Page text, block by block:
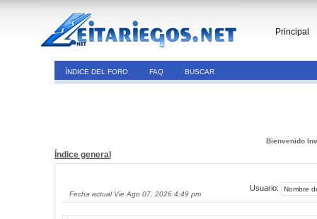
Principal
ÍNDICE DEL FORO FAQ BUSCAR
Bienvenido
Índice general
Fecha actual Vie Ago 07, 2026 4:49 pm
Usuario: